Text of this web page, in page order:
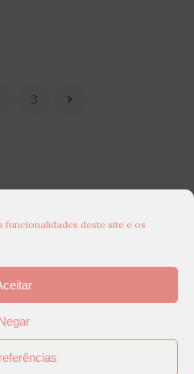
deste site e os
3